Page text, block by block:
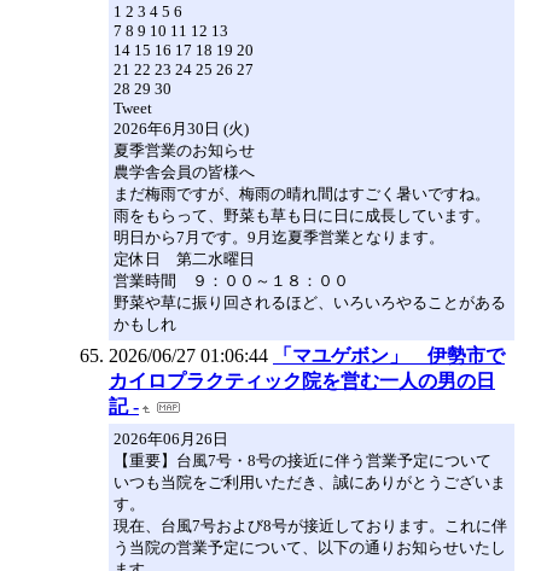
1 2 3 4 5 6
7 8 9 10 11 12 13
14 15 16 17 18 19 20
21 22 23 24 25 26 27
28 29 30
Tweet
2026年6月30日 (火)
夏季営業のお知らせ
農学舎会員の皆様へ
まだ梅雨ですが、梅雨の晴れ間はすごく暑いですね。
雨をもらって、野菜も草も日に日に成長しています。
明日から7月です。9月迄夏季営業となります。
定休日 第二水曜日
営業時間 ９：００～１８：００
野菜や草に振り回されるほど、いろいろやることがある
かもしれ
2026/06/27 01:06:44
「マユゲボン」 伊勢市で
カイロプラクティック院を営む一人の男の日
記 -
2026年06月26日
【重要】台風7号・8号の接近に伴う営業予定について
いつも当院をご利用いただき、誠にありがとうございま
す。
​現在、台風7号および8号が接近しております。これに伴
う当院の営業予定について、以下の通りお知らせいたし